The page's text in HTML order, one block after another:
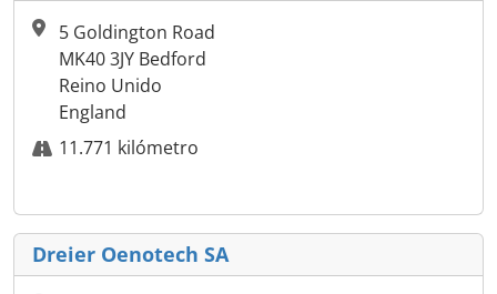
5 Goldington Road
MK40 3JY Bedford
Reino Unido
England
11.771 kilómetro
Dreier Oenotech SA